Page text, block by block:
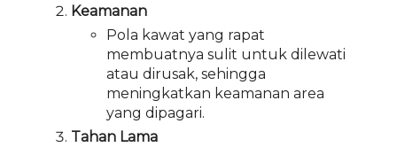
Keamanan
Pola kawat yang rapat
membuatnya sulit untuk dilewati
atau dirusak, sehingga
meningkatkan keamanan area
yang dipagari.
Tahan Lama